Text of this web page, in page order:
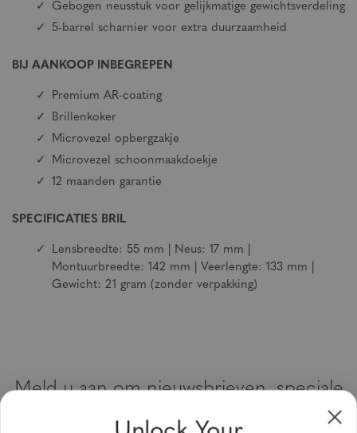
Gebogen neusstuk voor gelijkmatige gewichtsverdeling
5-barrel scharnier voor extra duurzaamheid
BIJ AANKOOP INBEGREPEN
Premium AR-coating
Brillenkoker
Microvezel opbergzakje
Microvezel schoonmaakdoekje
12 maanden garantie
SPECIFICATIES BRIL
Lensbreedte: 55 mm | Neus: 17 mm |
Montuurbreedte: 142 mm | Veerlengte: 133 mm |
Gewicht: 21 gram (zonder verpakking)
Meld u aan om nieuwsbrieven, speciale
aanbiedingen en kortingsbonnen te